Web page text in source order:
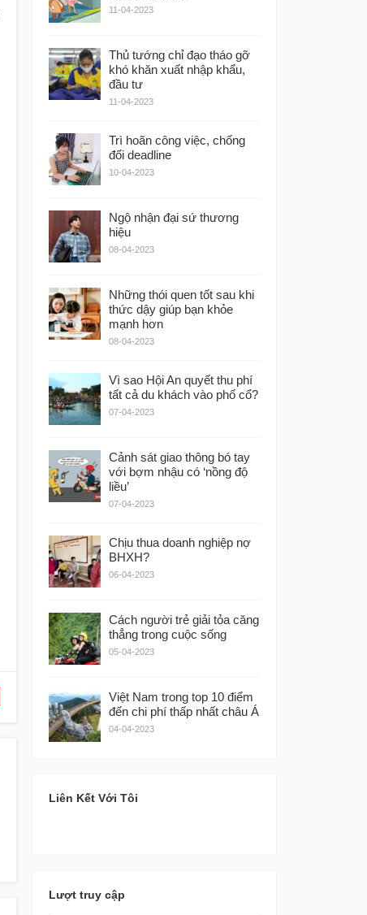
11-04-2023
Thủ tướng chỉ đạo tháo gỡ
khó khăn xuất nhập khẩu,
đầu tư
11-04-2023
Trì hoãn công việc, chống
đối deadline
10-04-2023
Ngộ nhận đại sứ thương
hiệu
08-04-2023
Những thói quen tốt sau khi
thức dậy giúp bạn khỏe
mạnh hơn
08-04-2023
Vì sao Hội An quyết thu phí
tất cả du khách vào phố cổ?
07-04-2023
Cảnh sát giao thông bó tay
với bợm nhậu có ‘nồng độ
liều’
07-04-2023
Chịu thua doanh nghiệp nợ
BHXH?
06-04-2023
Cách người trẻ giải tỏa căng
thẳng trong cuộc sống
05-04-2023
Việt Nam trong top 10 điểm
đến chi phí thấp nhất châu Á
04-04-2023
Liên Kết Với Tôi
Lượt truy cập